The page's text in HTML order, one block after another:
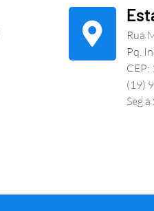
Rua
Pq.
(19)
Seg